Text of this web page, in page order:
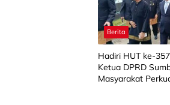
Berita
Hadiri HUT ke-
Ketua DPRD
Masyarakat